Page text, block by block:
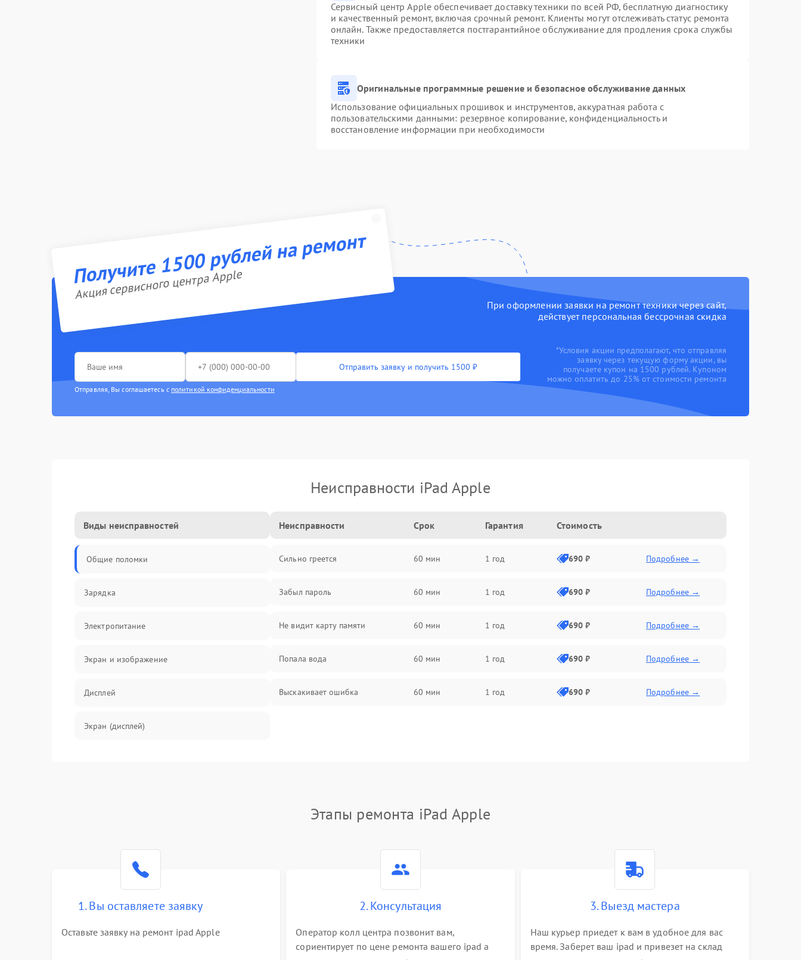
Сервисный центр Apple обеспечивает доставку техники по всей РФ, бесплатную диагностику
и качественный ремонт, включая срочный ремонт. Клиенты могут отслеживать статус ремонта
онлайн. Также предоставляется постгарантийное обслуживание для продления срока службы
техники
Оригинальные программные решение и безопасное обслуживание данных
Использование официальных прошивок и инструментов, аккуратная работа с
пользовательскими данными: резервное копирование, конфиденциальность и
восстановление информации при необходимости
Получите 1500 рублей на ремонт
Акция сервисного центра Apple
При оформлении заявки на ремонт техники через сайт,
действует персональная бессрочная скидка
Отправить заявку и получить 1500 ₽
Отправляя, Вы соглашаетесь с политикой конфиденциальности
*Условия акции предполагают, что отправляя
заявку через текущую форму акции, вы
получаете купон на 1500 рублей. Купоном
можно оплатить до 25% от стоимости ремонта
Неисправности iPad Apple
Виды неисправностей
Общие поломки
Зарядка
Электропитание
Экран и изображение
Дисплей
Экран (дисплей)
Влага и механические повреждения
Сеть и интернет
Неисправности Срок Гарантия Стоимость
Сильно греется 60 мин 1 год 690 ₽ Подробнее →
Забыл пароль 60 мин 1 год 690 ₽ Подробнее →
Не видит карту памяти 60 мин 1 год 690 ₽ Подробнее →
Попала вода 60 мин 1 год 690 ₽ Подробнее →
Выскакивает ошибка 60 мин 1 год 690 ₽ Подробнее →
Этапы ремонта iPad Apple
1. Вы оставляете заявку
Оставьте заявку на ремонт ipad Apple
2. Консультация
Оператор колл центра позвонит вам,
сориентирует по цене ремонта вашего ipad а
3. Выезд мастера
Наш курьер приедет к вам в удобное для вас
время. Заберет ваш ipad и привезет на склад